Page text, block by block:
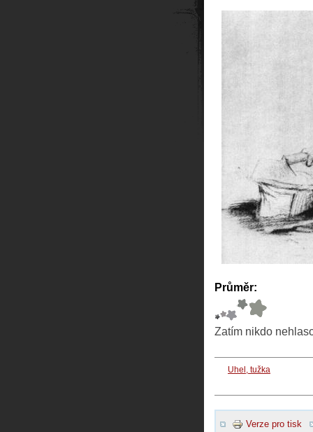
Průměr:
Zatím nikdo
Uhel, tužka
Verze pro tisk